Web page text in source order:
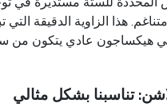
هيكساجون عادي يتكون من
تناسبنا بشكل مثالي